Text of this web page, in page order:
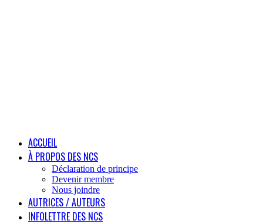
ACCUEIL
À PROPOS DES NCS
Déclaration de principe
Devenir membre
Nous joindre
AUTRICES / AUTEURS
INFOLETTRE DES NCS